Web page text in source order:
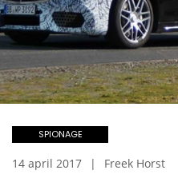
SPIONAGE
14 april 2017 Freek Horst